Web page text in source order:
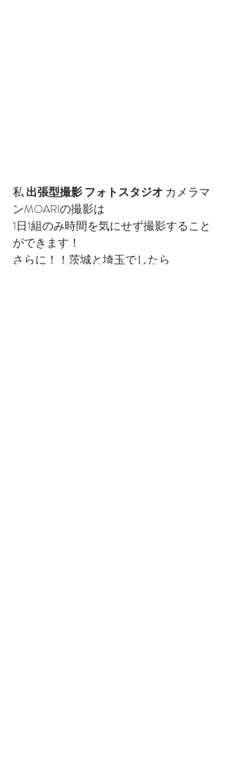
私 出張型撮影 フォトスタジオ カメラマ
ンMOARIの撮影は
1日1組のみ時間を気にせず撮影すること
ができます！
さらに！！茨城と埼玉でしたら